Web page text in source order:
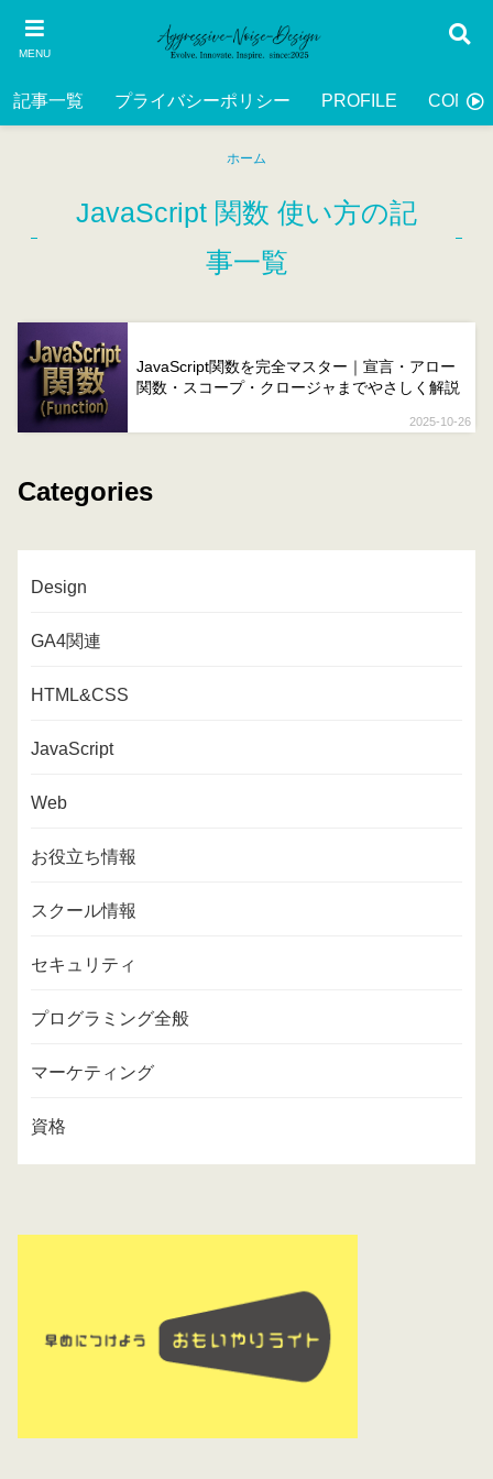
MENU
記事一覧 プライバシーポリシー PROFILE
ホーム
JavaScript 関数 使い方の記
事一覧
2025-10-26
JavaScript関数を完全マスター｜宣言・アロー
関数・スコープ・クロージャまでやさしく解説
Categories
Design
GA4関連
HTML&CSS
JavaScript
Web
お役立ち情報
スクール情報
セキュリティ
プログラミング全般
マーケティング
資格